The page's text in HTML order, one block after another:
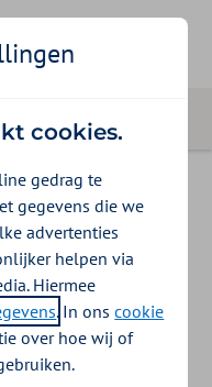
Geestelijke
zorg? Dan
het
cookies.
gedrag te
gegevens die we
advertenties
helpen via
Hiermee
. In onscookie
over hoe wij of